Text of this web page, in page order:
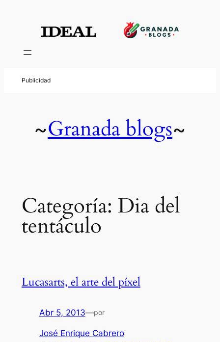
contenido
~Granada blogs~
Categoría: Dia del
tentáculo
Lucasarts, el arte del píxel
Abr 5, 2013—por
José Enrique Cabrero